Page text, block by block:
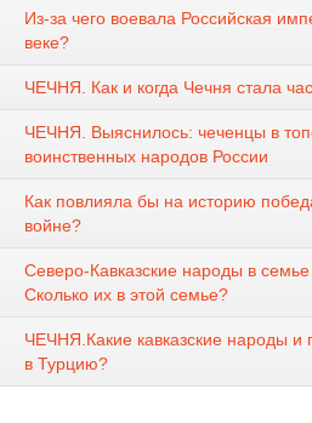
Из-за чего воевала Российская
веке?
ЧЕЧНЯ. Как и когда Чечня стала
ЧЕЧНЯ. Выяснилось: чеченцы в
воинственных народов России
Как повлияла бы на историю
войне?
Северо-Кавказские народы в
Сколько их в этой семье?
ЧЕЧНЯ.Какие кавказские народы и
в Турцию?